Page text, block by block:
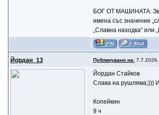
БОГ ОТ МАШИНАТА:
имена със значение
„Славна находка“ или
Йордан_13 Публикувано на:7.7.2026,
Йордан Стайков
Слава на рушляма;)))
Копейкин
9 ч